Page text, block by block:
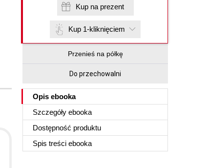
Kup na prezent
Kup 1-kliknięciem
Przenieś na półkę
Do przechowalni
Opis ebooka
Szczegóły ebooka
Dostępność produktu
Spis treści ebooka